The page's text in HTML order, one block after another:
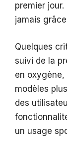
premier
jamais
Quelques
suivi de la
en
modèles
des
un usage